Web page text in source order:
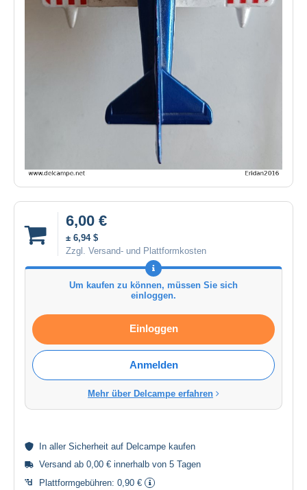
6,00 €
± 6,94 $
Zzgl. Versand- und Plattformkosten
Um kaufen zu können, müssen Sie sich
einloggen.
Einloggen
Anmelden
Mehr über Delcampe erfahren
In aller Sicherheit auf Delcampe kaufen
Versand ab 0,00 € innerhalb von 5 Tagen
Plattformgebühren: 0,90 €